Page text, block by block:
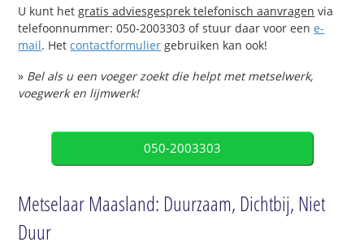
U kunt hetgratis adviesgesprek telefonisch aanvragen via
telefoonnummer: 050-2003303 of stuur daar voor eene-
mail. Hetcontactformulier gebruiken kan ook!
» Bel als u een voeger zoekt die helpt met metselwerk,
voegwerk en lijmwerk!
050-2003303
Metselaar Maasland: Duurzaam, Dichtbij, Niet
Duur